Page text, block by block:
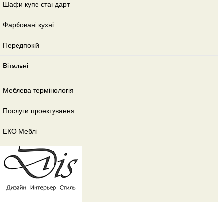
Шафи купе стандарт
Фарбовані кухні
Передпокій
Вітальні
Меблева термінологія
Послуги проектування
ЕКО Меблі